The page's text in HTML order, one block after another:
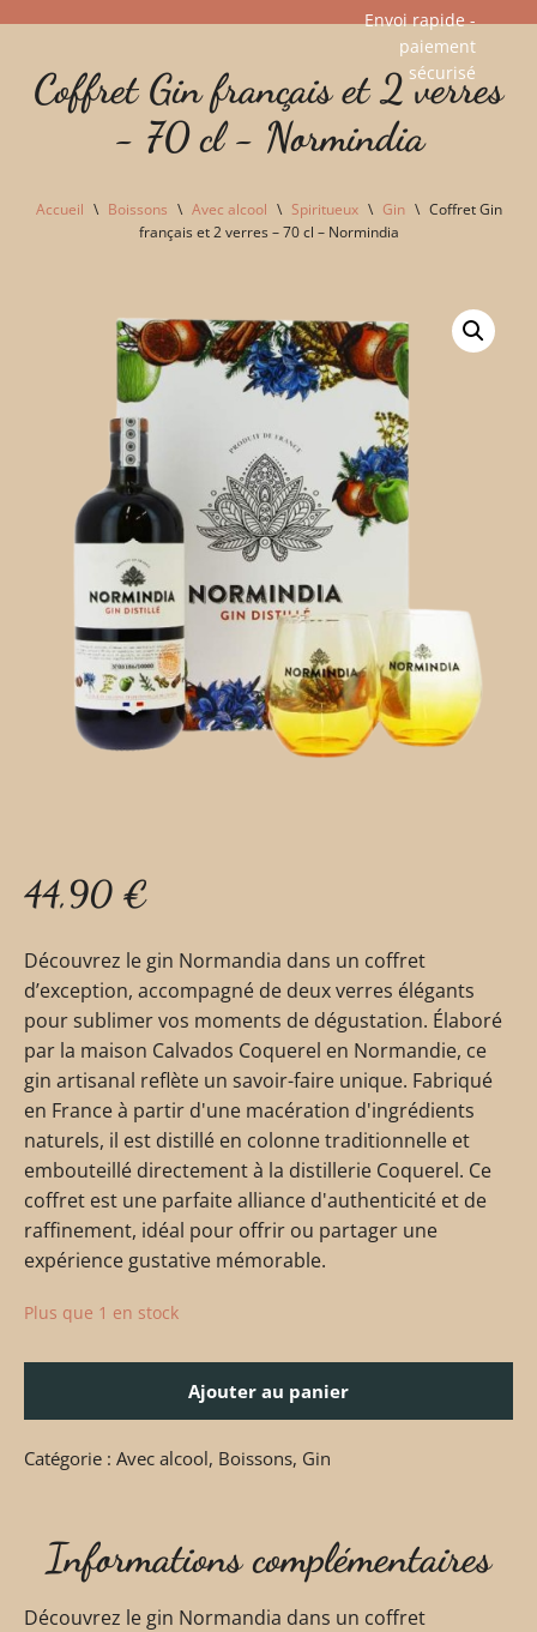
au
Envoi rapide -
paiement
sécurisé​
Coffret Gin français et 2 verres
- 70 cl - Normindia
Accueil \ Boissons \ Avec alcool \ Spiritueux \ Gin \ Coffret Gin
français et 2 verres – 70 cl – Normindia
44,90 €
Découvrez le gin Normandia dans un coffret
d’exception, accompagné de deux verres élégants
pour sublimer vos moments de dégustation. Élaboré
par la maison Calvados Coquerel en Normandie, ce
gin artisanal reflète un savoir-faire unique. Fabriqué
en France à partir d'une macération d'ingrédients
naturels, il est distillé en colonne traditionnelle et
embouteillé directement à la distillerie Coquerel. Ce
coffret est une parfaite alliance d'authenticité et de
raffinement, idéal pour offrir ou partager une
expérience gustative mémorable.
Plus que 1 en stock
Ajouter au panier
Catégorie : Avec alcool, Boissons, Gin
Informations complémentaires
Découvrez le gin Normandia dans un coffret